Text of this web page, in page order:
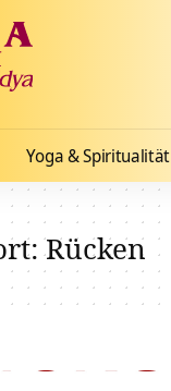
Yoga & Spiritualität
Rücken